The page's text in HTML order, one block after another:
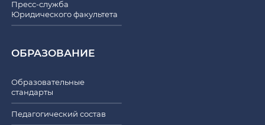
Пресс-служба
Юридического факультета
ОБРАЗОВАНИЕ
Образовательные
стандарты
Педагогический состав